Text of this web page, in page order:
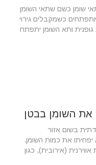
שומן כשם שתאי השומן
כשמקבלים גירוי
ותא השומן יתפתח
את השומן בבטן
בשום אזור
את כמות השומן.
(אירובית), כגון